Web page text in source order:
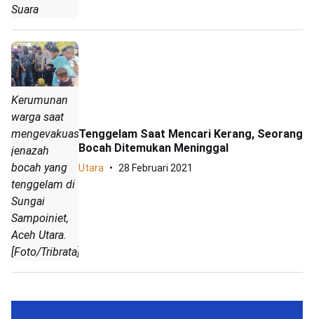
Suara
Kerumunan
warga saat
mengevakuasi
jenazah
bocah yang
tenggelam di
Sungai
Sampoiniet,
Aceh Utara.
[Foto/Tribrata]
Tenggelam Saat Mencari Kerang, Seorang
Bocah Ditemukan Meninggal
Utara 28 Februari 2021